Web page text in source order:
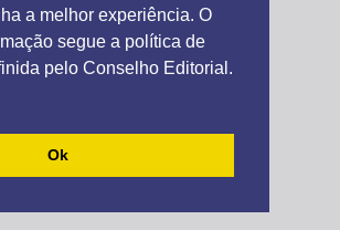
a melhor experiência. O
segue a política de
pelo Conselho Editorial.
Ok